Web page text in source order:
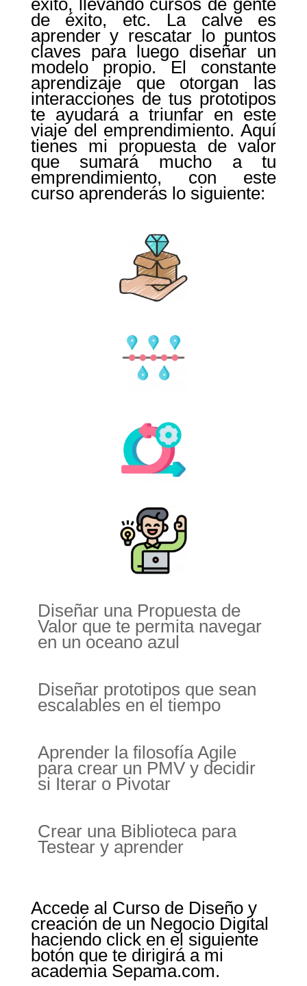
éxito, llevando cursos de gente
de éxito, etc. La calve es
aprender y rescatar lo puntos
claves para luego diseñar un
modelo propio. El constante
aprendizaje que otorgan las
interacciones de tus prototipos
te ayudará a triunfar en este
viaje del emprendimiento. Aquí
tienes mi propuesta de valor
que sumará mucho a tu
emprendimiento, con este
curso aprenderás lo siguiente:
Diseñar una Propuesta de
Valor que te permita navegar
en un oceano azul
Diseñar prototipos que sean
escalables en el tiempo
Aprender la filosofía Agile
para crear un PMV y decidir
si Iterar o Pivotar
Crear una Biblioteca para
Testear y aprender
Accede al Curso de Diseño y
creación de un Negocio Digital
haciendo click en el siguiente
botón que te dirigirá a mi
academia Sepama.com.